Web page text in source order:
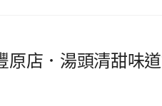
原店．湯頭清甜味